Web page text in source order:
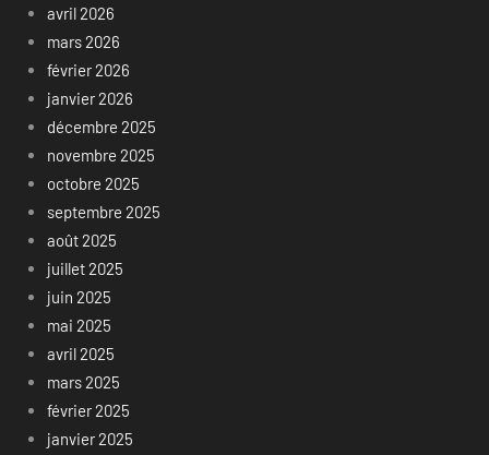
avril 2026
mars 2026
février 2026
janvier 2026
décembre 2025
novembre 2025
octobre 2025
septembre 2025
août 2025
juillet 2025
juin 2025
mai 2025
avril 2025
mars 2025
février 2025
janvier 2025